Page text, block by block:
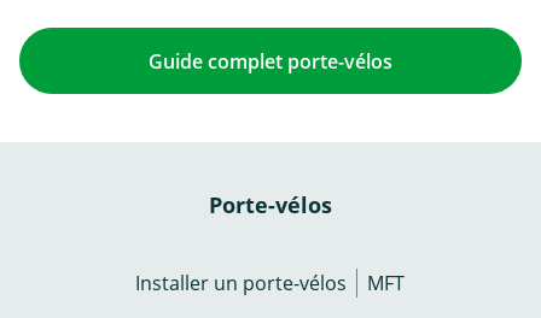
Guide complet porte-vélos
Porte-vélos
Installer un porte-vélos MFT